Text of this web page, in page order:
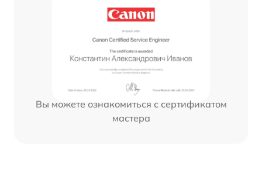
Вы можете ознакомиться с сертификатом
мастера